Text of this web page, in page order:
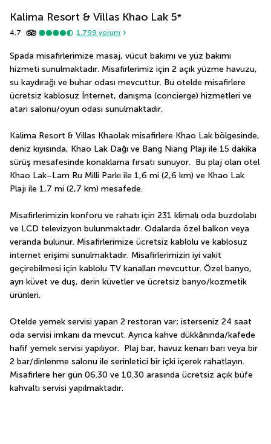
Kalima Resort & Villas Khao Lak 5*
4,7 1.799 yorum
Spada misafirlerimize masaj, vücut bakımı ve yüz bakımı
hizmeti sunulmaktadır. Misafirlerimiz için 2 açık yüzme havuzu,
su kaydırağı ve buhar odası mevcuttur. Bu otelde misafirlere
ücretsiz kablosuz İnternet, danışma (concierge) hizmetleri ve
atari salonu/oyun odası sunulmaktadır.
Kalima Resort & Villas Khaolak misafirlere Khao Lak bölgesinde,
deniz kıyısında, Khao Lak Dağı ve Bang Niang Plajı ile 15 dakika
sürüş mesafesinde konaklama fırsatı sunuyor.  Bu plaj olan otel
Khao Lak–Lam Ru Milli Parkı ile 1,6 mi (2,6 km) ve Khao Lak
Plajı ile 1,7 mi (2,7 km) mesafede.
Misafirlerimizin konforu ve rahatı için 231 klimalı oda buzdolabı
ve LCD televizyon bulunmaktadır. Odalarda özel balkon veya
veranda bulunur. Misafirlerimize ücretsiz kablolu ve kablosuz
internet erişimi sunulmaktadır. Misafirlerimizin iyi vakit
geçirebilmesi için kablolu TV kanalları mevcuttur. Özel banyo,
ayrı küvet ve duş, derin küvetler ve ücretsiz banyo/kozmetik
ürünleri.
Otelde yemek servisi yapan 2 restoran var; isterseniz 24 saat
oda servisi imkanı da mevcut. Ayrıca kahve dükkânında/kafede
hafif yemek servisi yapılıyor.  Plaj bar, havuz kenarı barı veya bir
2 bar/dinlenme salonu ile serinletici bir içki içerek rahatlayın.
Misafirlere her gün 06.30 ve 10.30 arasında ücretsiz açık büfe
kahvaltı servisi yapılmaktadır.